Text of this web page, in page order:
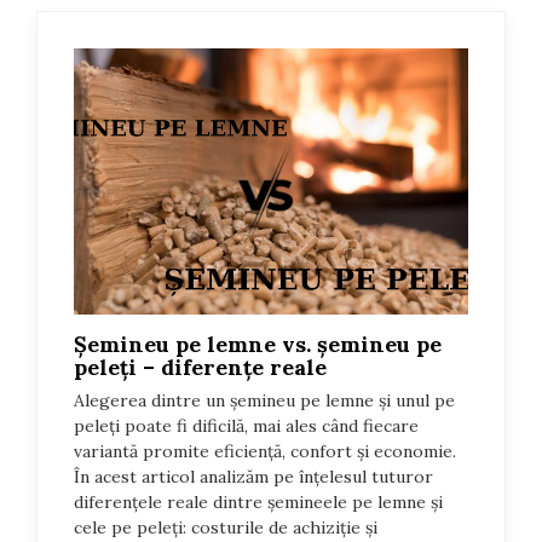
Boilere
ACCESORII ȘEMINEE ȘI
ÎNTREȚINERE
Ustensile seminee și sobe
Usi de semineu
Curatare si intretinere
Suporturi pentru lemne
Accesorii montaj si racordare
GRILE SI PIESE DE DE
VENTILAȚIE
GRILE AERISIRE SEMINEE
GRILE ALBE
GRILE NEGRE / GRAFIT
GRILE CREM
Șemineu pe lemne vs. șemineu pe
peleți – diferențe reale
Alegerea dintre un șemineu pe lemne și unul pe
peleți poate fi dificilă, mai ales când fiecare
variantă promite eficiență, confort și economie.
În acest articol analizăm pe înțelesul tuturor
diferențele reale dintre șemineele pe lemne și
cele pe peleți: costurile de achiziție și